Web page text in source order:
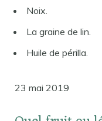
Noix.
La graine de lin.
Huile de périlla.
23 mai 2019